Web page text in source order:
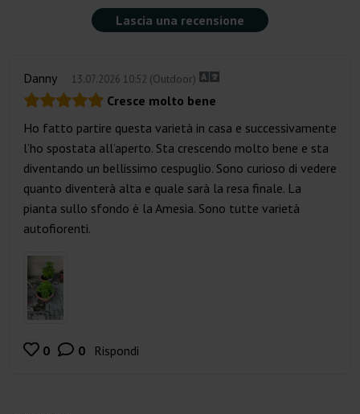
Lascia una recensione
Danny 13.07.2026 10:52 (Outdoor)
Cresce molto bene
Ho fatto partire questa varietà in casa e successivamente
l’ho spostata all’aperto. Sta crescendo molto bene e sta
diventando un bellissimo cespuglio. Sono curioso di vedere
quanto diventerà alta e quale sarà la resa finale. La
pianta sullo sfondo è la Amesia. Sono tutte varietà
autofiorenti.
0
0 Rispondi